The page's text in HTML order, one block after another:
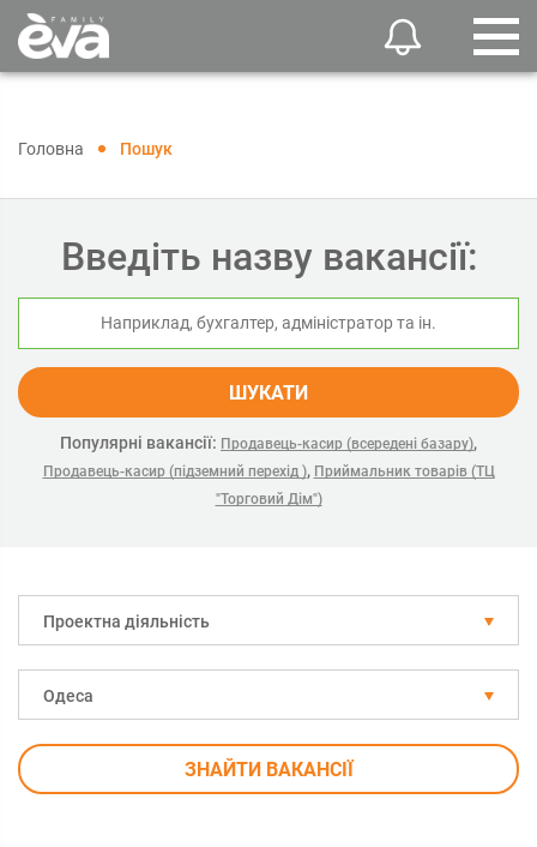
Головна Пошук
Введіть назву вакансії:
ШУКАТИ
Популярні вакансії: Продавець-касир (всередені базару),
Продавець-касир (підземний перехід ), Приймальник товарів (ТЦ
"Торговий Дім")
Проектна діяльність
Одеса
ЗНАЙТИ ВАКАНСІЇ